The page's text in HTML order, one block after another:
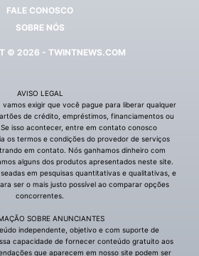
FALE CONOSCO
SOBRE NÓS
© 2026 - TWINTNEWS.COM